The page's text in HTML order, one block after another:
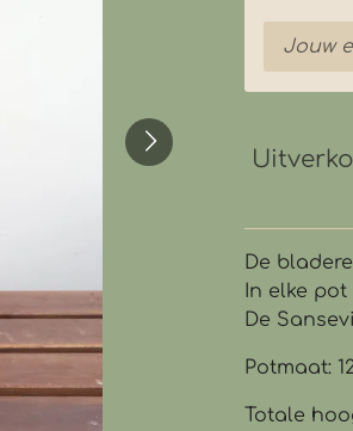
De
In elke
De
Potmaat:
Totale